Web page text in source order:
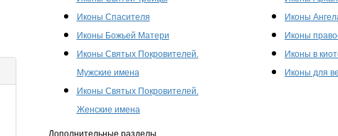
Иконы Спасителя
Иконы Божьей Матери
Иконы Святых Покровителей.
Мужские имена
Иконы Святых Покровителей.
Женские имена
Иконы
Иконы
Иконы в
Иконы для
Дополнительные разделы